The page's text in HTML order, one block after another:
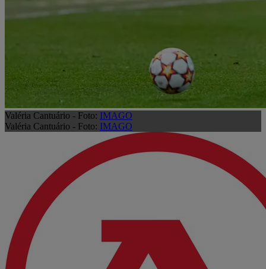
Valéria Cantuário - Foto: IMAGO
Valéria Cantuário - Foto: IMAGO